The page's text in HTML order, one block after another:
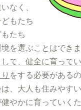
なく、
もたち
たち
を選ぶことはでき
て、健全に育って
をする必要がある
、大人も住みやす
やかに育っていく